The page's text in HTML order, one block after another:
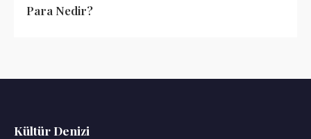
Para Nedir?
Kültür Denizi